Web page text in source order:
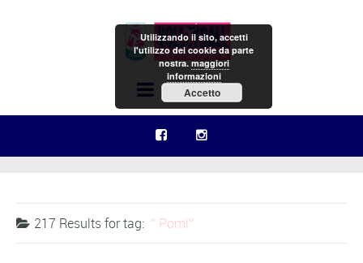
Menu
217 Results fortag: Pomì
Utilizzando il sito, accetti
l'utilizzo dei cookie da parte
nostra.maggiori
informazioni
Accetto